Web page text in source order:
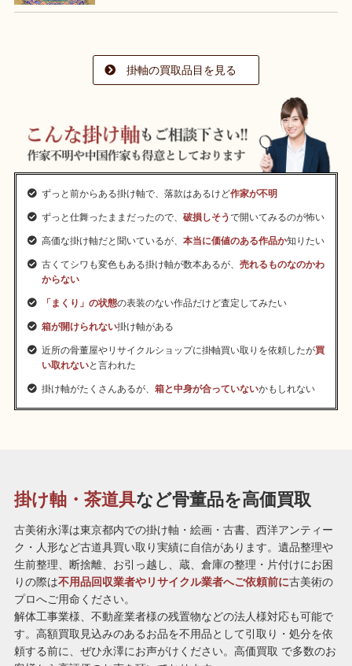
掛軸の買取品目を見る
ずっと前からある掛け軸で、落款はあるけど作家が不明
ずっと仕舞ったままだったので、 破損しそうで開いてみるのが怖い
高価な掛け軸だと聞いているが、 本当に価値のある作品か知りたい
古くてシワも変色もある掛け軸が数本あるが、 売れるものなのかわ
からない
「まくり」の状態の表装のない作品だけど査定してみたい
箱が開けられない掛け軸がある
近所の骨董屋やリサイクルショップに掛軸買い取りを依頼したが買
い取れないと言われた
掛け軸がたくさんあるが、 箱と中身が合っていないかもしれない
掛け軸・茶道具など骨董品を高価買取
古美術永澤は東京都内での掛け軸・絵画・古書、西洋アンティー
ク・人形など古道具買い取り実績に自信があります。遺品整理や
生前整理、断捨離、お引っ越し、蔵、倉庫の整理・片付けにお困
りの際は不用品回収業者やリサイクル業者へご依頼前に古美術の
プロへご用命ください。
解体工事業様、不動産業者様の残置物などの法人様対応も可能で
す。高額買取見込みのあるお品を不用品として引取り・処分を依
頼する前に、ぜひ永澤にお声がけください。高価買取 で多数のお